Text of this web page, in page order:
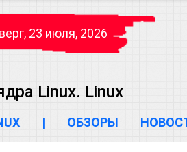
23 июля, 2026
Linux. Linux
| ОБЗОРЫ